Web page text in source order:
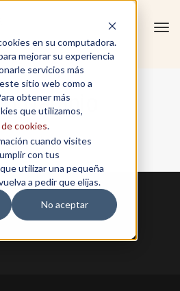
en su computadora.
mejorar su experiencia
servicios más
sitio web como a
obtener más
que utilizamos,
cookies.
cuando visites
con tus
utilizar una pequeña
a pedir que elijas.
No aceptar
Naranjo
/ Sergio Naranjo